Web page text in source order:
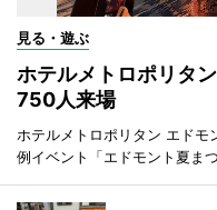
見る・遊ぶ
ホテルメトロポリタ
750人来場
ホテルメトロポリタン エド
例イベント「エドモント夏ま